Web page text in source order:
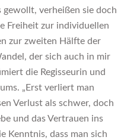
verheißen sie doch
Freiheit zur individuellen
zur zweiten Hälfte der
der sich auch in mir
die Regisseurin und
„Erst verliert man
Verlust als schwer, doch
und das Vertrauen ins
Kenntnis, dass man sich